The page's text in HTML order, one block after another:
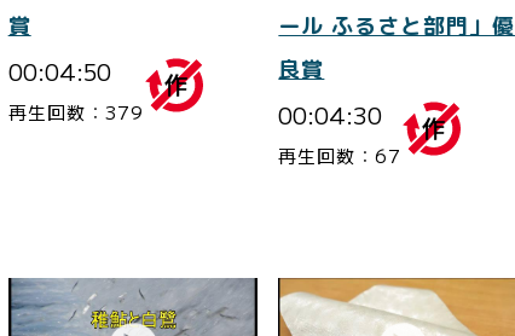
賞
00:04:50
再生回数：379
ール ふるさと部門」優
良賞
00:04:30
再生回数：67